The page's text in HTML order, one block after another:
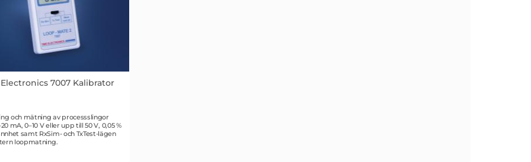
7007 Kalibrator
och mätning av processslingor
mA, 0–10 V eller upp till 50 V, 0,05 %
samt RxSim- och TxTest-lägen
loopmatning.